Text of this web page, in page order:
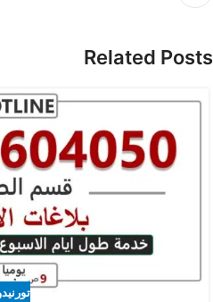
Related Posts